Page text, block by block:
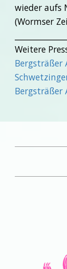
wieder aufs
(Wormser
Weitere
Bergsträßer
Bergsträßer